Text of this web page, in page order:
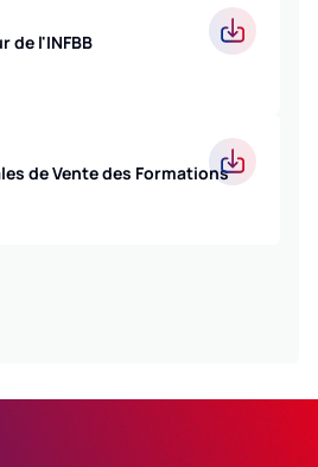
de l'INFBB
de Vente des Formations